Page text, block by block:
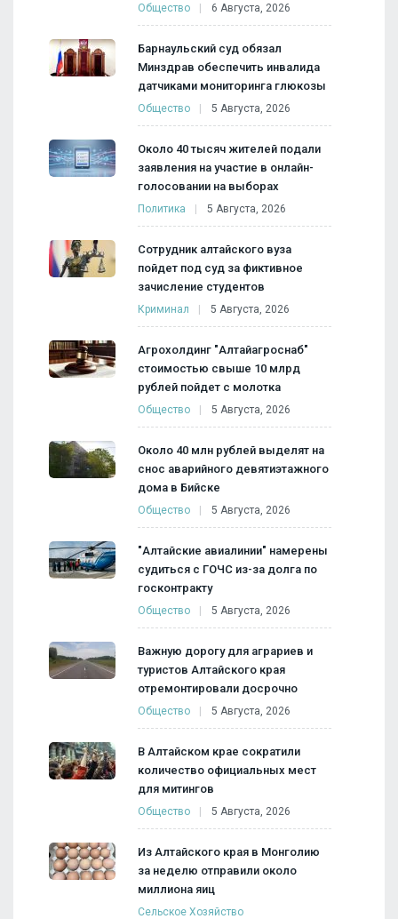
Общество 6 Августа, 2026
Барнаульский суд обязал
Минздрав обеспечить инвалида
датчиками мониторинга глюкозы
Общество 5 Августа, 2026
Около 40 тысяч жителей подали
заявления на участие в онлайн-
голосовании на выборах
Политика 5 Августа, 2026
Сотрудник алтайского вуза
пойдет под суд за фиктивное
зачисление студентов
Криминал 5 Августа, 2026
Агрохолдинг "Алтайагроснаб"
стоимостью свыше 10 млрд
рублей пойдет с молотка
Общество 5 Августа, 2026
Около 40 млн рублей выделят на
снос аварийного девятиэтажного
дома в Бийске
Общество 5 Августа, 2026
"Алтайские авиалинии" намерены
судиться с ГОЧС из-за долга по
госконтракту
Общество 5 Августа, 2026
Важную дорогу для аграриев и
туристов Алтайского края
отремонтировали досрочно
Общество 5 Августа, 2026
В Алтайском крае сократили
количество официальных мест
для митингов
Общество 5 Августа, 2026
Из Алтайского края в Монголию
за неделю отправили около
миллиона яиц
Сельское Хозяйство